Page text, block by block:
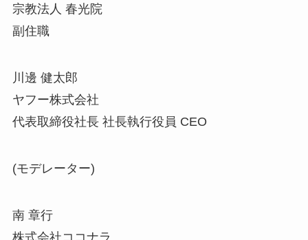
宗教法人 春光院
副住職
川邊 健太郎
ヤフー株式会社
代表取締役社長 社長執行役員 CEO
(モデレーター)
南 章行
株式会社ココナラ